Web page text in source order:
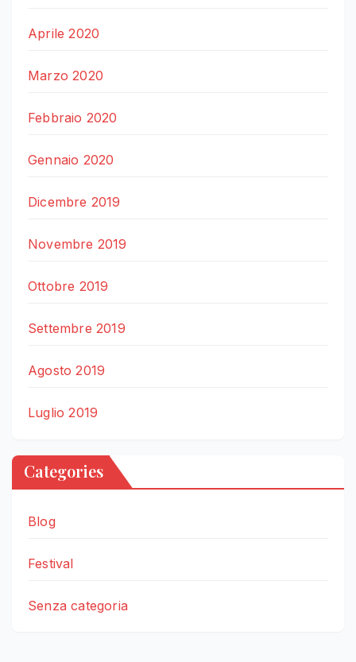
Aprile 2020
Marzo 2020
Febbraio 2020
Gennaio 2020
Dicembre 2019
Novembre 2019
Ottobre 2019
Settembre 2019
Agosto 2019
Luglio 2019
Categories
Blog
Festival
Senza categoria